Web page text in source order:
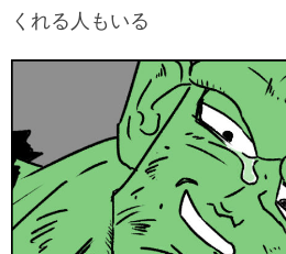
くれる人もいる